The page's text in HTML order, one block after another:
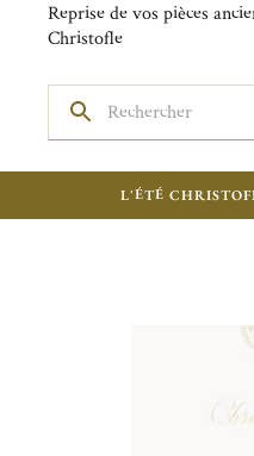
Reprise de vos pièces
Christofle
L'ÉTÉ